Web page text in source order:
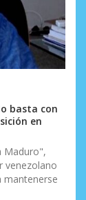
basta con
en
Maduro",
venezolano
mantenerse